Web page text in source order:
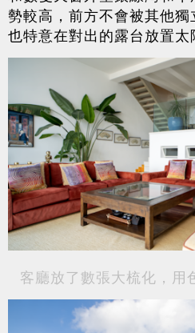
勢較高，前方不會被其他
也特意在對出的露台放置太
客廳放了數張大梳化，用